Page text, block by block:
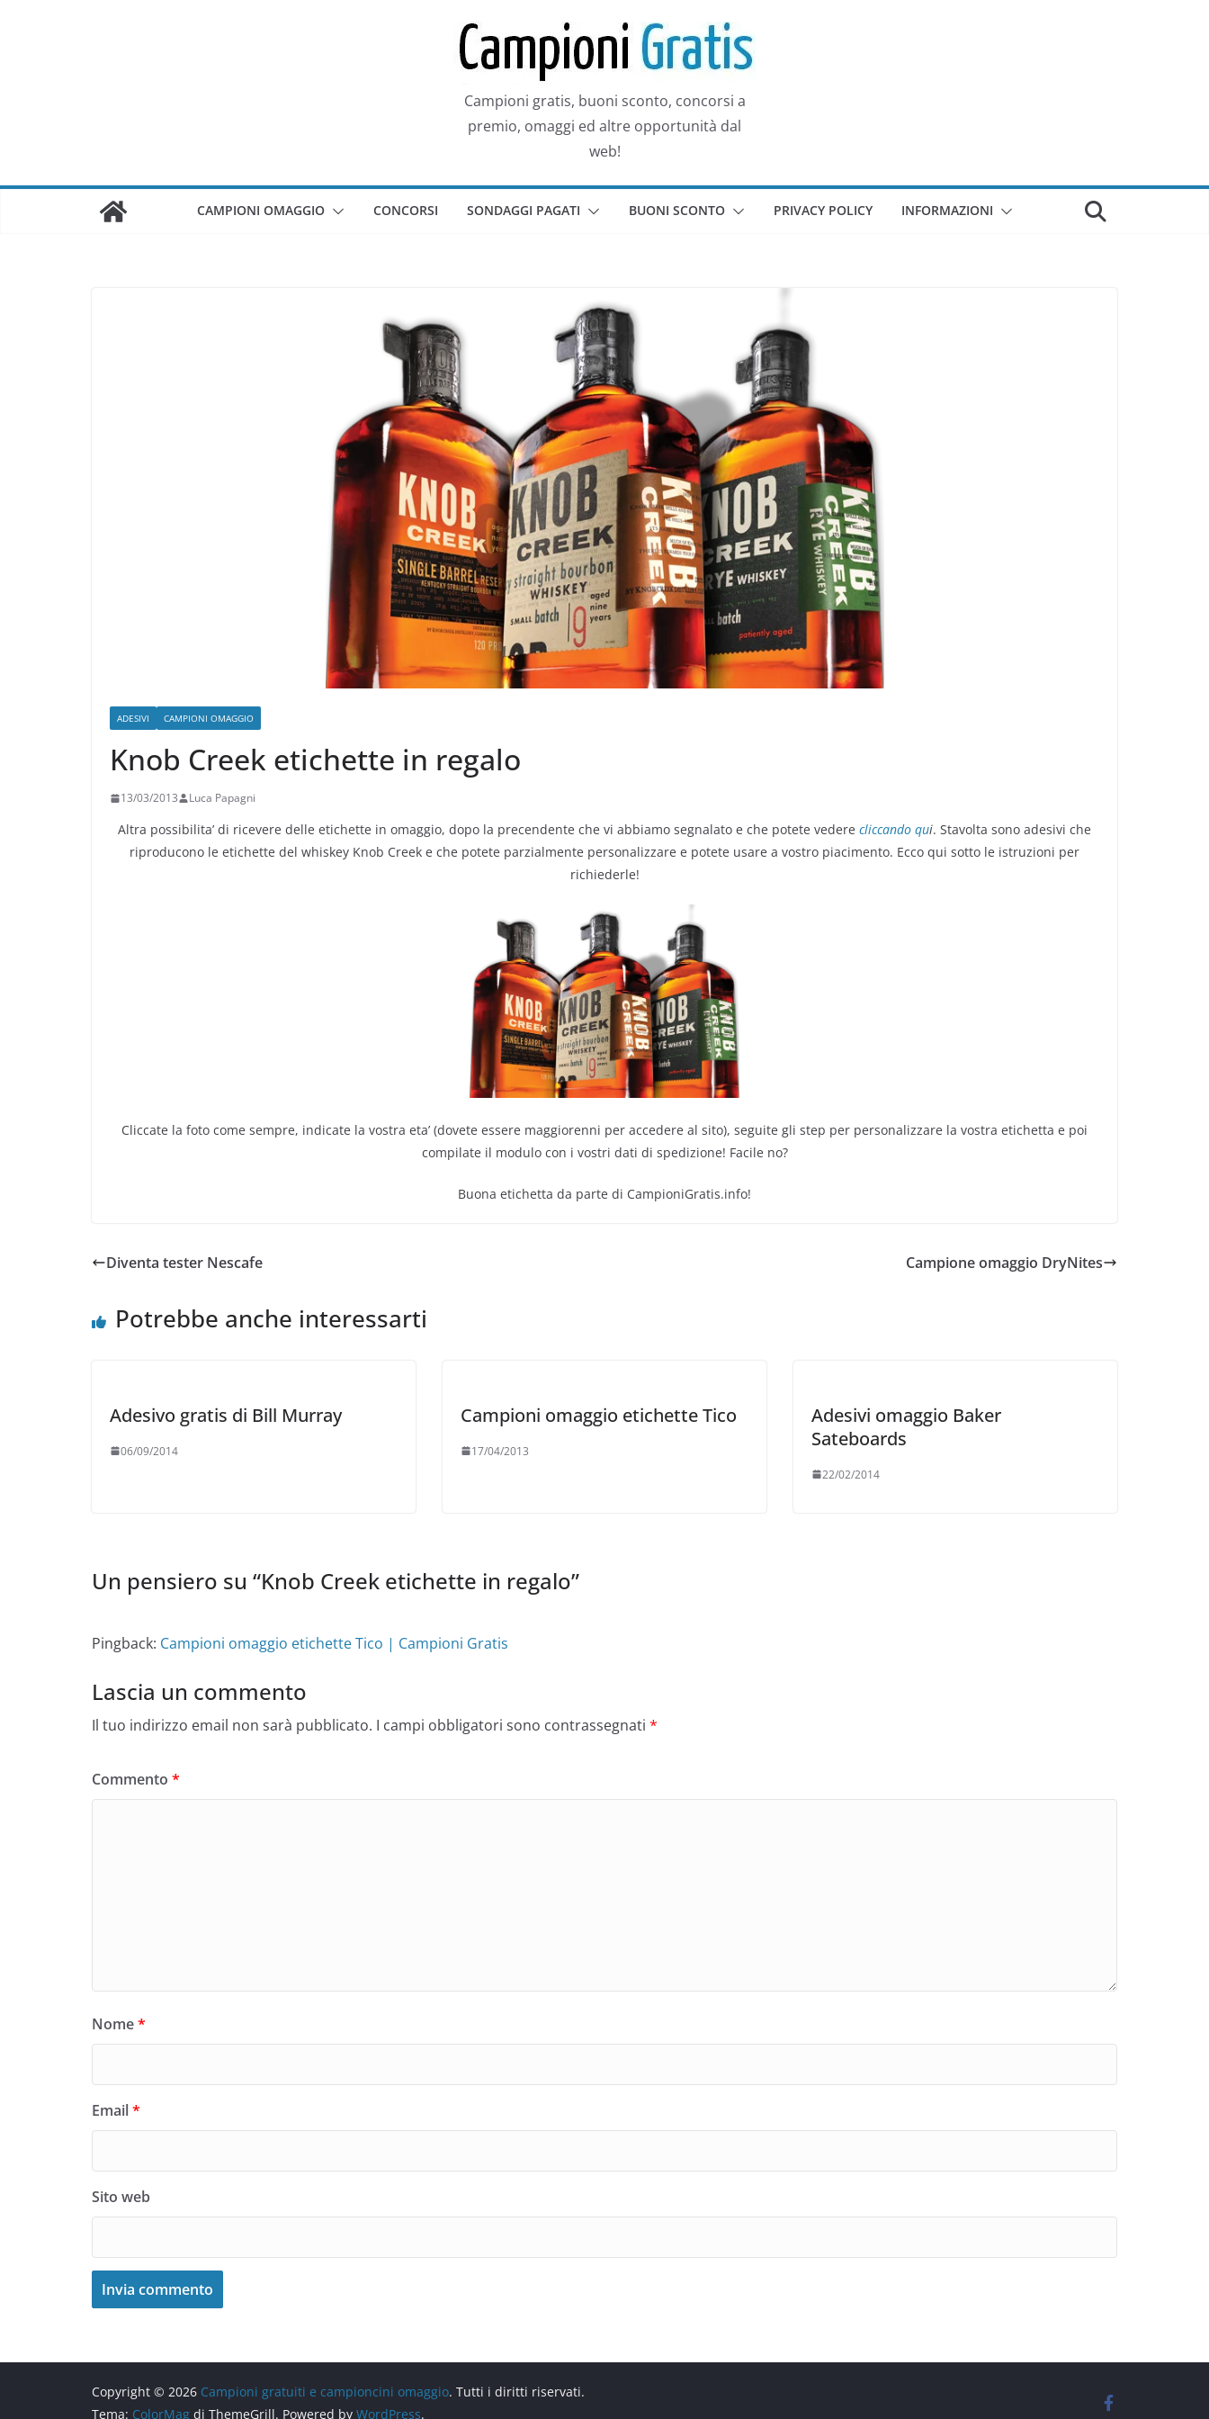
Campioni gratis, buoni sconto, concorsi a
premio, omaggi ed altre opportunità dal
web!
CAMPIONI OMAGGIO CONCORSI SONDAGGI PAGATI BUONI SCONTO PRIVACY POLICY INFORMAZIONI
ADESIVI CAMPIONI OMAGGIO
Knob Creek etichette in regalo
13/03/2013 Luca Papagni
Altra possibilita’ di ricevere delle etichette in omaggio, dopo la precendente che vi abbiamo segnalato e che potete vedere cliccando qui. Stavolta sono adesivi che
riproducono le etichette del whiskey Knob Creek e che potete parzialmente personalizzare e potete usare a vostro piacimento. Ecco qui sotto le istruzioni per
richiederle!
Cliccate la foto come sempre, indicate la vostra eta’ (dovete essere maggiorenni per accedere al sito), seguite gli step per personalizzare la vostra etichetta e poi
compilate il modulo con i vostri dati di spedizione! Facile no?
Buona etichetta da parte di CampioniGratis.info!
Diventa tester Nescafe Campione omaggio DryNites
Potrebbe anche interessarti
Adesivo gratis di Bill Murray
06/09/2014
Campioni omaggio etichette Tico
17/04/2013
Adesivi omaggio Baker
Sateboards
22/02/2014
Un pensiero su “Knob Creek etichette in regalo”
Pingback: Campioni omaggio etichette Tico | Campioni Gratis
Lascia un commento
Il tuo indirizzo email non sarà pubblicato. I campi obbligatori sono contrassegnati *
Commento *
Nome*
Email*
Sito web
Copyright © 2026 Campioni gratuiti e campioncini omaggio. Tutti i diritti riservati.
Tema: ColorMag di ThemeGrill. Powered by WordPress.